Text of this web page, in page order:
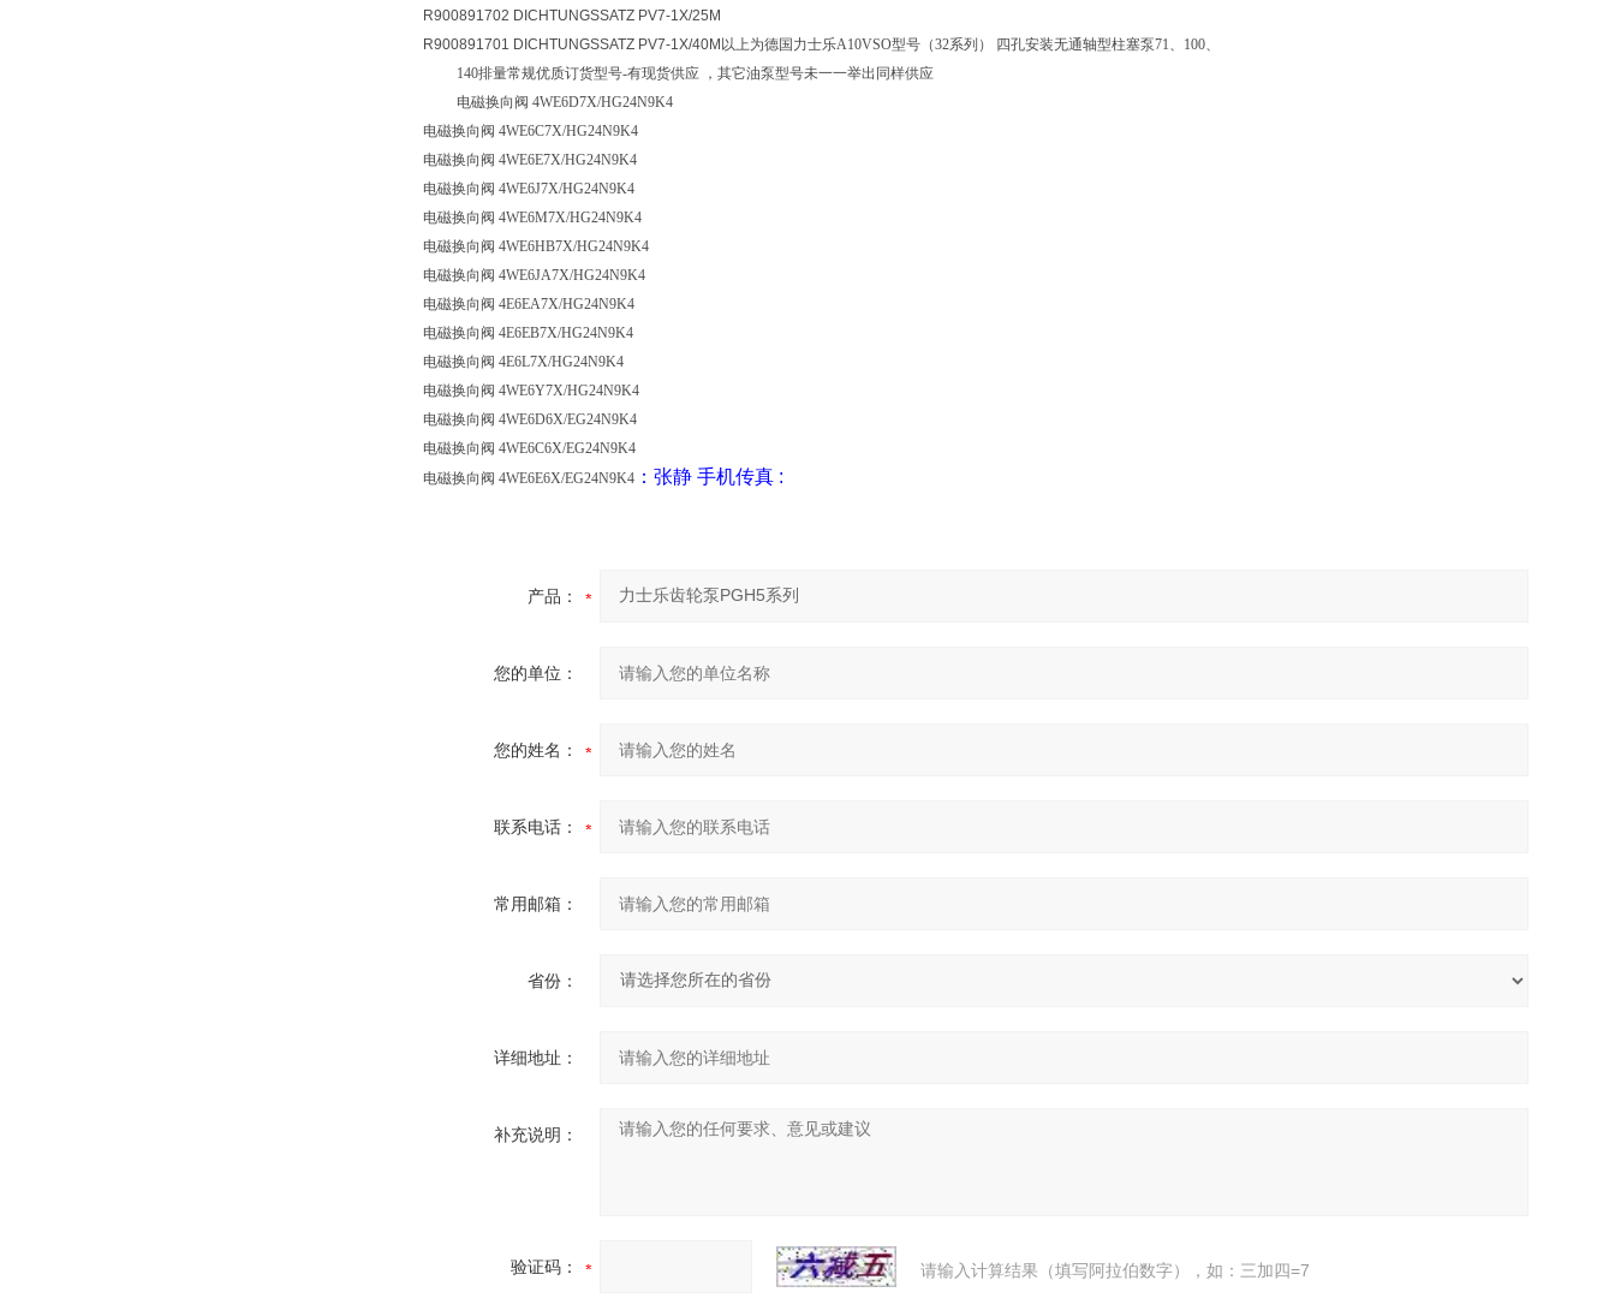
R900891702 DICHTUNGSSATZ PV7-1X/25M
R900891701 DICHTUNGSSATZ PV7-1X/40M 以上为德国力士乐A10VSO型号 （32系列 ） 四孔安装无通轴型柱塞泵71、 100、
140排量常规优质订货型号-有现货供应 ，其它油泵型号未一一举出同样供应
电磁换向阀 4WE6D7X/HG24N9K4
电磁换向阀 4WE6C7X/HG24N9K4
电磁换向阀 4WE6E7X/HG24N9K4
电磁换向阀 4WE6J7X/HG24N9K4
电磁换向阀 4WE6M7X/HG24N9K4
电磁换向阀 4WE6HB7X/HG24N9K4
电磁换向阀 4WE6JA7X/HG24N9K4
电磁换向阀 4E6EA7X/HG24N9K4
电磁换向阀 4E6EB7X/HG24N9K4
电磁换向阀 4E6L7X/HG24N9K4
电磁换向阀 4WE6Y7X/HG24N9K4
电磁换向阀 4WE6D6X/EG24N9K4
电磁换向阀 4WE6C6X/EG24N9K4
电磁换向阀 4WE6E6X/EG24N9K4 ：张静 手机传真 :
产品：
您的单位：
您的姓名：
联系电话：
常用邮箱：
省份：
详细地址：
补充说明：
验证码： 请输入计算结果（填写阿拉伯数字），如：三加四=7